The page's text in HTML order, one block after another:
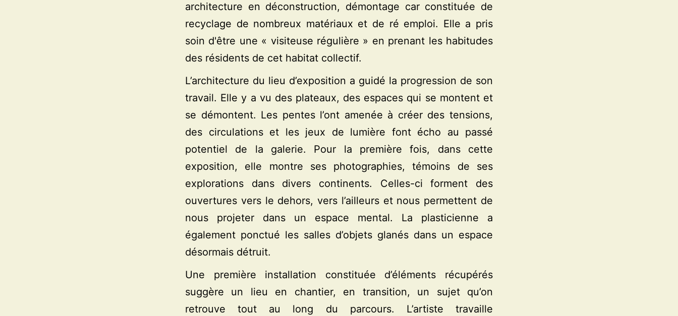
architecture en déconstruction, démontage car constituée de
recyclage de nombreux matériaux et de ré emploi. Elle a pris
soin d'être une « visiteuse régulière » en prenant les habitudes
des résidents de cet habitat collectif.
L’architecture du lieu d’exposition a guidé la progression de son
travail. Elle y a vu des plateaux, des espaces qui se montent et
se démontent. Les pentes l’ont amenée à créer des tensions,
des circulations et les jeux de lumière font écho au passé
potentiel de la galerie. Pour la première fois, dans cette
exposition, elle montre ses photographies, témoins de ses
explorations dans divers continents. Celles-ci forment des
ouvertures vers le dehors, vers l’ailleurs et nous permettent de
nous projeter dans un espace mental. La plasticienne a
également ponctué les salles d’objets glanés dans un espace
désormais détruit.
Une première installation constituée d’éléments récupérés
suggère un lieu en chantier, en transition, un sujet qu’on
retrouve tout au long du parcours. L’artiste travaille